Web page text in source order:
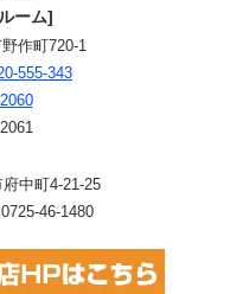
ーム]
作町720-1
555-343
中町4-21-25
46-1480